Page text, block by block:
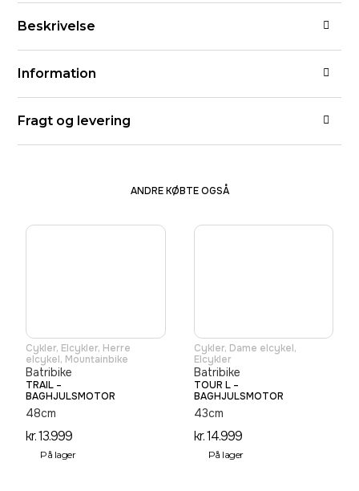
Beskrivelse
Information
Fragt og levering
ANDRE KØBTE OGSÅ
Cykler, Elcykler, Herre
elcykel, Mountainbike
Batribike
TRAIL –
BAGHJULSMOTOR
48cm
kr.13.999
På lager
Cykler, Dame elcykel,
Elcykler
Batribike
TOUR L –
BAGHJULSMOTOR
43cm
kr.14.999
På lager